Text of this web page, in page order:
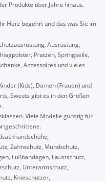
Produkte über Jahre hinaus.
Herz begehrt und das was Sie im
Ausrüstung,
Pratzen, Springseile,
Accessoires und vieles
(Kids), Damen (Frauen) und
Sweets gibt es in den Größen
Viele Modelle günstig für
Zahnschutz, Mundschutz,
Fußbandagen, Faustschutz,
Unterarmschutz,
Knieschützer,